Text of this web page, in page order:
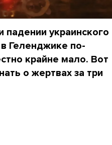
падении украинского
Геленджике по-
крайне мало. Вот
о жертвах за три